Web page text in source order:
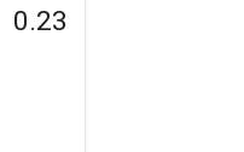
0.23